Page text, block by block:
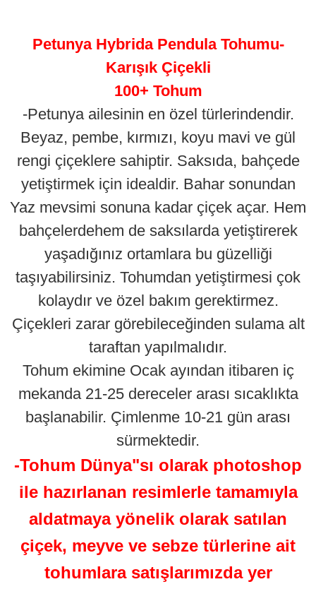
Petunya Hybrida Pendula Tohumu-
Karışık Çiçekli
100+ Tohum
-Petunya ailesinin en özel türlerindendir.
Beyaz, pembe, kırmızı, koyu mavi ve gül
rengi çiçeklere sahiptir. Saksıda, bahçede
yetiştirmek için idealdir. Bahar sonundan
Yaz mevsimi sonuna kadar çiçek açar. Hem
bahçelerdehem de saksılarda yetiştirerek
yaşadığınız ortamlara bu güzelliği
taşıyabilirsiniz. Tohumdan yetiştirmesi çok
kolaydır ve özel bakım gerektirmez.
Çiçekleri zarar görebileceğinden sulama alt
taraftan yapılmalıdır.
Tohum ekimine Ocak ayından itibaren iç
mekanda 21-25 dereceler arası sıcaklıkta
başlanabilir. Çimlenme 10-21 gün arası
sürmektedir.
-Tohum Dünya"sı olarak photoshop
ile hazırlanan resimlerle tamamıyla
aldatmaya yönelik olarak satılan
çiçek, meyve ve sebze türlerine ait
tohumlara satışlarımızda yer